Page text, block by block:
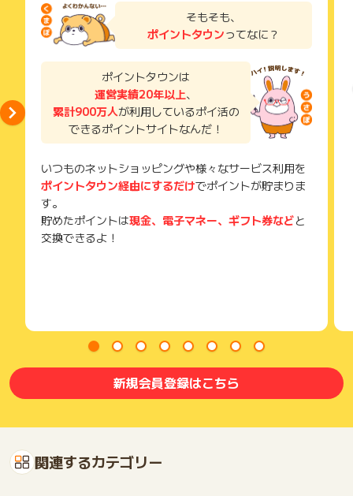
了などのメールは、ポイント獲得するまで必ず保管してくださ
獲得待ち・獲得失敗の状態でお問い合わせされる際に、該当の
メールを送っていただく場合がございます。
そのため、紛失・破棄された場合は対応いたしかねますので、
ご注意ください。
(※) SafariやChromeなどwebサイトを表示するアプリのこと
そもそも、
ポイントタウンってなに？
ポイントタウンは
運営実績20年以上、
累計900万人が利用しているポイ活の
できるポイントサイトなんだ！
いつものネットショッピングや様々なサービス利用を
ポイントタウン経由にするだけでポイントが貯まりま
す。
貯めたポイントは現金、電子マネー、ギフト券などと
交換できるよ！
新規会員登録はこちら
関連するカテゴリー